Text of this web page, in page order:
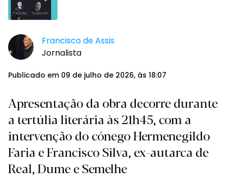
Francisco de Assis
Jornalista
Publicado em 09 de julho de 2026, às 18:07
Apresentação da obra decorre durante
a tertúlia literária às 21h45, com a
intervenção do cónego Hermenegildo
Faria e Francisco Silva, ex-autarca de
Real, Dume e Semelhe